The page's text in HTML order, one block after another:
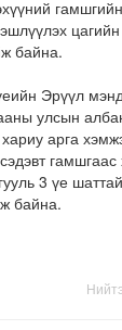
гамшгийн
байна.
Эрүүл
улсын
арга
3 үе
байна.